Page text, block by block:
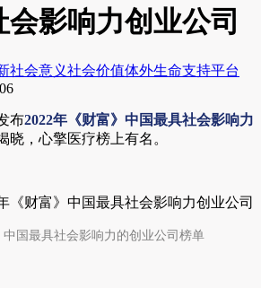
影响力创业公司
社会意义社会价值体外生命支持平台
布2022年《财富》中国最具社会影响力
晓，心擎医疗榜上有名。
中国最具社会影响力的创业公司榜单